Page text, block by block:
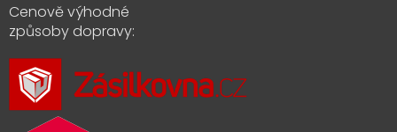
Cenově výhodné
způsoby dopravy: